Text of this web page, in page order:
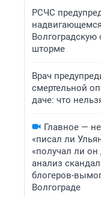
РСЧС
Волгоградскую
шторме
Врач
смертельной
даче: что
Главное —
«писал ли
«получал ли он
анализ
блогеров-
Волгограде